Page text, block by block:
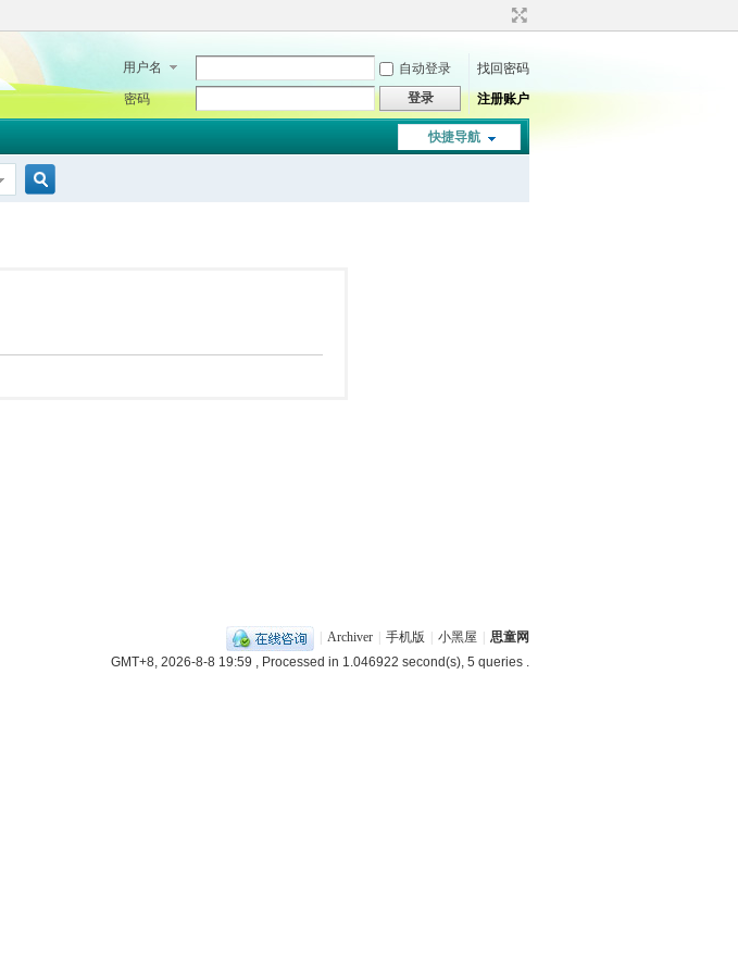
用户名 自动登录
找回密码
密码
登录 注册账户
快捷导航
Archiver 手机版 小黑屋
思童网
GMT+8, 2026-8-8 19:59 , Processed in 1.046922 second(s), 5 queries .